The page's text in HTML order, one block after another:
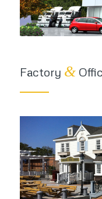
Factory &